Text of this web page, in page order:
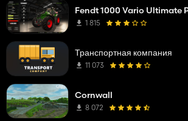
1 815
Транспортная компания
11 073
Cornwall
8 072